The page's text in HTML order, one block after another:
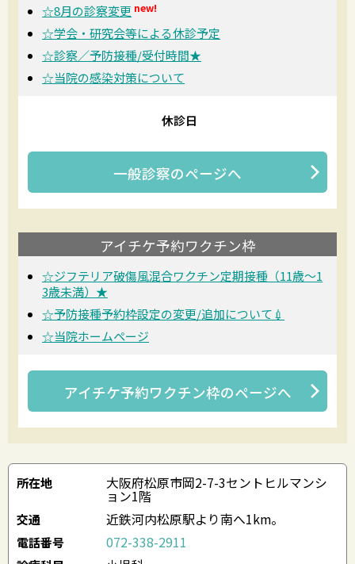
☆8月の診察変更 new!
☆学会・研究会等による休診予定
☆診察／予防接種/受付時間★
☆当院の感染対策について
休診日
一般診察のページへ
アイチケ予約ワクチン枠
☆ジフテリア破傷風混合ワクチン定期接種（11歳～1
3歳未満）★
☆予防接種予約枠設定の変更/追加について💉
☆当院ホームページ
アイチケ予約ワクチン枠のページへ
所在地 大阪府松原市岡2-7-3セントヒルマンシ
ョン1階
交通 近鉄河内松原駅より南へ1km。
電話番号 072-338-2911